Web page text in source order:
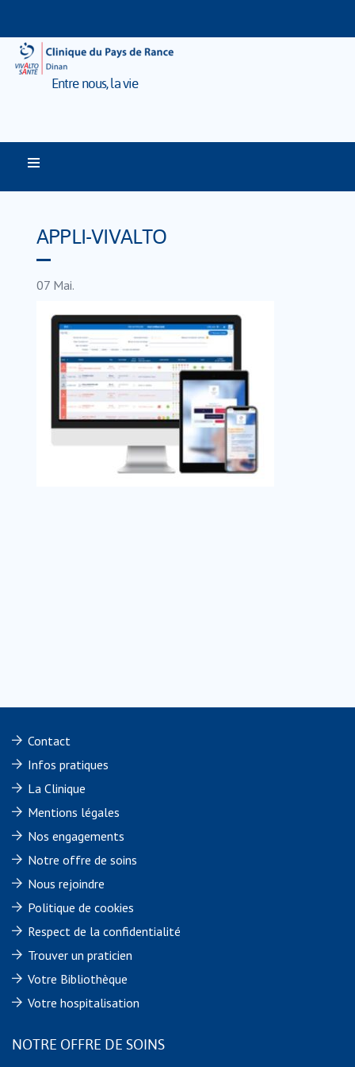
Entre nous, la vie
APPLI-VIVALTO
07 Mai.
Contact
Infos pratiques
La Clinique
Mentions légales
Nos engagements
Notre offre de soins
Nous rejoindre
Politique de cookies
Respect de la confidentialité
Trouver un praticien
Votre Bibliothèque
Votre hospitalisation
NOTRE OFFRE DE SOINS